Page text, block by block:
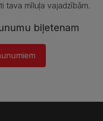
tava mīluļa vajadzībām.
biļetenam